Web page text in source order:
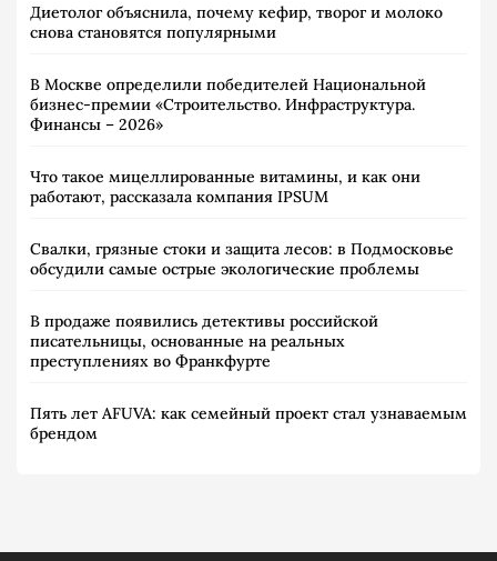
Диетолог объяснила, почему кефир, творог и молоко
снова становятся популярными
В Москве определили победителей Национальной
бизнес-премии «Строительство. Инфраструктура.
Финансы – 2026»
Что такое мицеллированные витамины, и как они
работают, рассказала компания IPSUM
Свалки, грязные стоки и защита лесов: в Подмосковье
обсудили самые острые экологические проблемы
В продаже появились детективы российской
писательницы, основанные на реальных
преступлениях во Франкфурте
Пять лет AFUVA: как семейный проект стал узнаваемым
брендом